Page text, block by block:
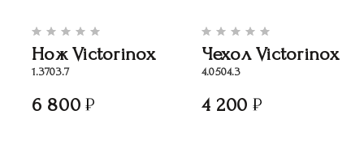
Нож Victorinox
1.3703.7
6 800
Чехол Victorinox
4.0504.3
4 200